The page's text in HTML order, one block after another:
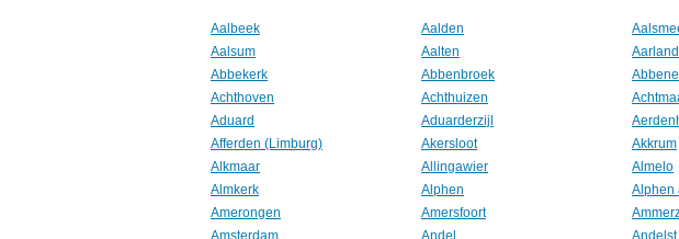
Aalbeek Aalden
Aalsum
Aalten
Abbekerk
Abbenbroek
Achthoven
Achthuizen
Aduard
Aduarderzijl
Afferden (Limburg)
Akersloot Akkrum
Alkmaar
Allingawier Almelo
Almkerk
Alphen Alphen
Amerongen
Amersfoort
Amsterdam
Andel Andelst